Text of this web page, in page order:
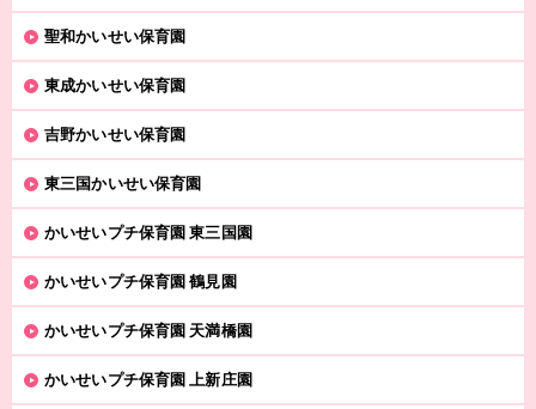
聖和かいせい保育園
東成かいせい保育園
吉野かいせい保育園
東三国かいせい保育園
かいせいプチ保育園 東三国園
かいせいプチ保育園 鶴見園
かいせいプチ保育園 天満橋園
かいせいプチ保育園 上新庄園